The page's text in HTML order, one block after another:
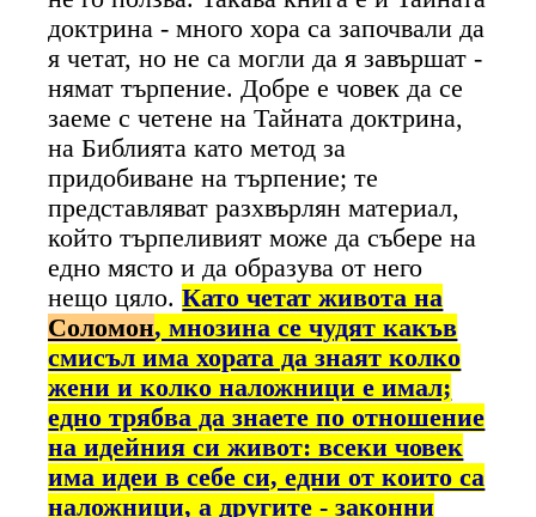
доктрина - много хора са започвали да
я четат, но не са могли да я завършат -
нямат търпение. Добре е човек да се
заеме с четене на Тайната доктрина,
на Библията като метод за
придобиване на търпение; те
представляват разхвърлян материал,
който търпеливият може да събере на
едно място и да образува от него
нещо цяло.Като четат живота на
Соломон, мнозина се чудят какъв
смисъл има хората да знаят колко
жени и колко наложници е имал;
едно трябва да знаете по отношение
на идейния си живот: всеки човек
има идеи в себе си, едни от които са
наложници, а другите - законни